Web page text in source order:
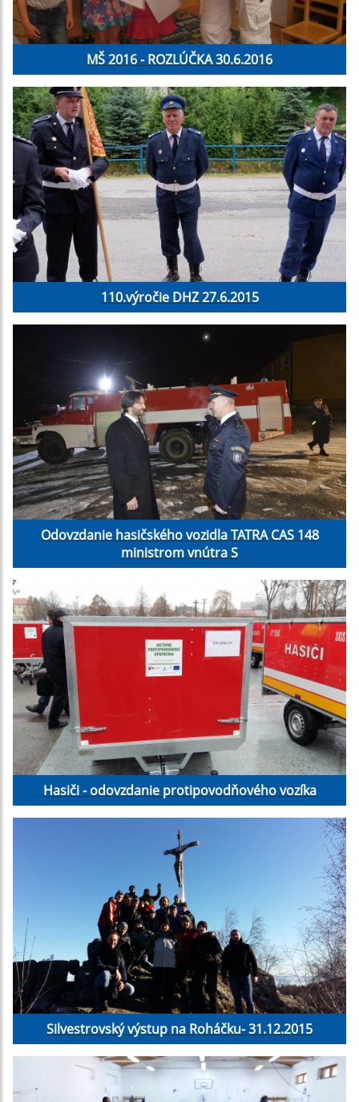
MŠ 2016 - ROZLÚČKA 30.6.2016
110.výročie DHZ 27.6.2015
Odovzdanie hasičského vozidla TATRA CAS 148
ministrom vnútra S
Hasiči - odovzdanie protipovodňového vozíka
Silvestrovský výstup na Roháčku- 31.12.2015